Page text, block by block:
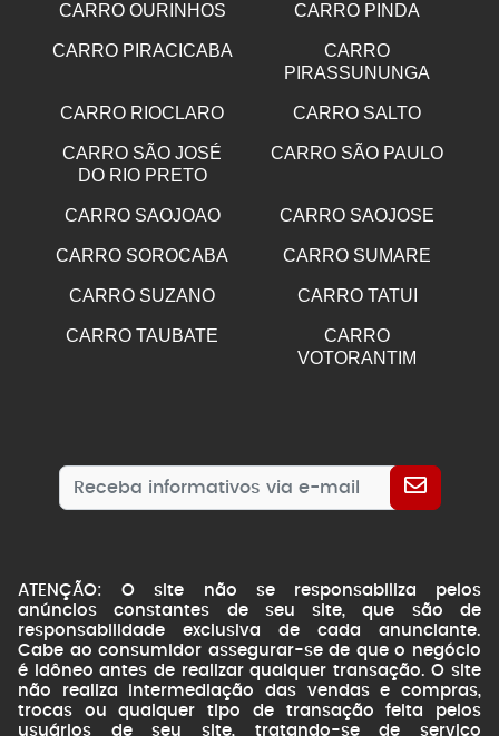
CARRO OURINHOS CARRO PINDA
CARRO PIRACICABA
CARRO
PIRASSUNUNGA
CARRO RIOCLARO CARRO SALTO
CARRO SÃO JOSÉ
DO RIO PRETO
CARRO SÃO PAULO
CARRO SAOJOAO CARRO SAOJOSE
CARRO SOROCABA CARRO SUMARE
CARRO SUZANO CARRO TATUI
CARRO TAUBATE
CARRO
VOTORANTIM
ATENÇÃO: O site não se responsabiliza pelos
anúncios constantes de seu site, que são de
responsabilidade exclusiva de cada anunciante.
Cabe ao consumidor assegurar-se de que o negócio
é idôneo antes de realizar qualquer transação. O site
não realiza intermediação das vendas e compras,
trocas ou qualquer tipo de transação feita pelos
usuários de seu site, tratando-se de serviço